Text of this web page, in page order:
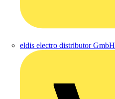
eldis electro distributor GmbH